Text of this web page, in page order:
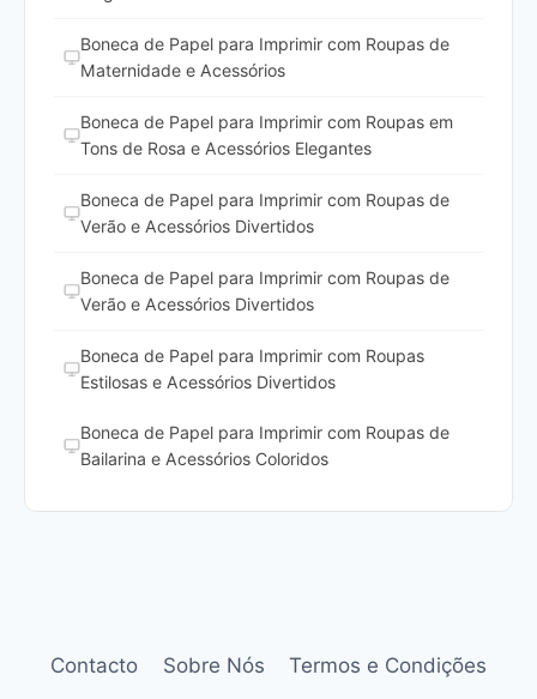
Boneca de Papel para Imprimir com Roupas de
Maternidade e Acessórios
Boneca de Papel para Imprimir com Roupas em
Tons de Rosa e Acessórios Elegantes
Boneca de Papel para Imprimir com Roupas de
Verão e Acessórios Divertidos
Boneca de Papel para Imprimir com Roupas de
Verão e Acessórios Divertidos
Boneca de Papel para Imprimir com Roupas
Estilosas e Acessórios Divertidos
Boneca de Papel para Imprimir com Roupas de
Bailarina e Acessórios Coloridos
Contacto Sobre Nós
Termos e Condições